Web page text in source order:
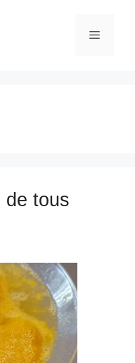
Menu
de tous